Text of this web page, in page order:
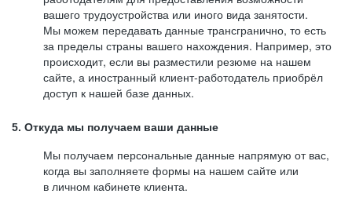
вашего трудоустройства или иного вида занятости.
Мы можем передавать данные трансгранично, то есть
за пределы страны вашего нахождения. Например, это
происходит, если вы разместили резюме на нашем
сайте, а иностранный клиент-работодатель приобрёл
доступ к нашей базе данных.
5. Откуда мы получаем ваши данные
Мы получаем персональные данные напрямую от вас,
когда вы заполняете формы на нашем сайте или
в личном кабинете клиента.